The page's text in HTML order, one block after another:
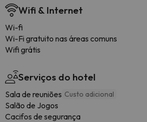
Wifi & Internet
Wi-fi
Wi-Fi gratuito nas áreas comuns
Wifi grátis
Serviços do hotel
Sala de reuniões Custo adicional
Salão de Jogos
Cacifos de segurança